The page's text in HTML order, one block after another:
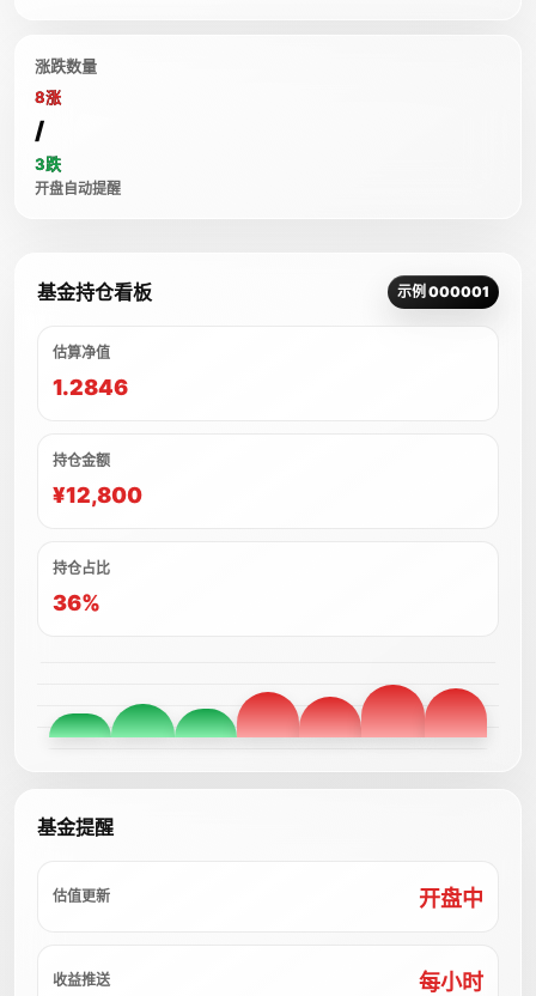
涨跌数量
8涨
/
3跌
开盘自动提醒
基金持仓看板 示例 000001
估算净值
1.2846
持仓金额
¥12,800
持仓占比
36%
基金提醒
估值更新 开盘中
收益推送 每小时